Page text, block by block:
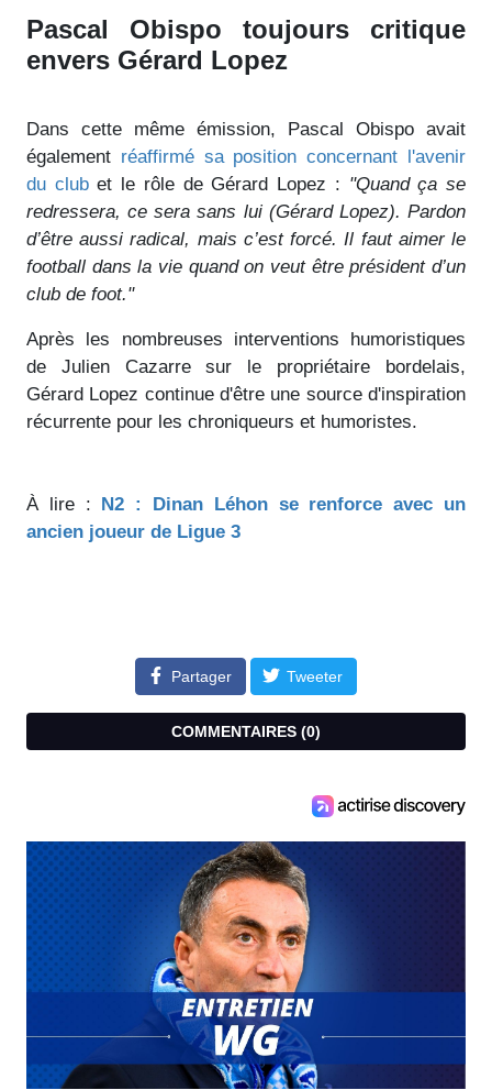
Pascal Obispo toujours critique
envers Gérard Lopez
Dans cette même émission, Pascal Obispo avait
également réaffirmé sa position concernant l'avenir
du clubet le rôle de Gérard Lopez : "Quand ça se
redressera, ce sera sans lui (Gérard Lopez). Pardon
d’être aussi radical, mais c’est forcé. Il faut aimer le
football dans la vie quand on veut être président d’un
club de foot."
Après les nombreuses interventions humoristiques
de Julien Cazarre sur le propriétaire bordelais,
Gérard Lopez continue d'être une source d'inspiration
récurrente pour les chroniqueurs et humoristes.
À lire :
N2 : Dinan Léhon se renforce avec un
ancien joueur de Ligue 3
Partager Tweeter
COMMENTAIRES (0)